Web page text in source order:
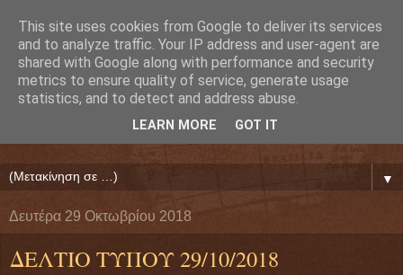
Ευάγγελος Κρητικός
ΠΡΟΕΔΡΟΣ ΕΘΝΙΚΗΣ ΟΜΟΣΠΟΝΔΙΑΣ ΔΑΝΕΙΟΛΗΠΤΩΝ
▼
Δευτέρα 29 Οκτωβρίου 2018
ΔΕΛΤΙΟ ΤΥΠΟΥ 29/10/2018
This site uses cookies from Google to deliver its services
and to analyze traffic. Your IP address and user-agent are
shared with Google along with performance and security
metrics to ensure quality of service, generate usage
statistics, and to detect and address abuse.
LEARN MORE GOT IT